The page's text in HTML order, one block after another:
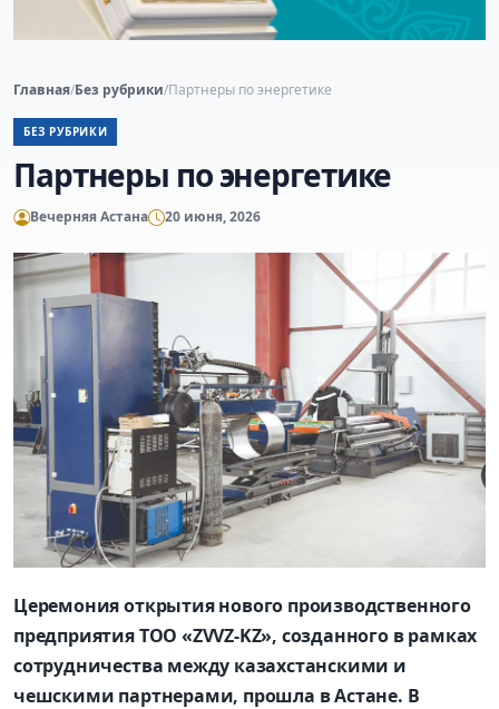
Главная/Без рубрики/Партнеры по энергетике
БЕЗ РУБРИКИ
Партнеры по энергетике
Вечерняя Астана 20 июня, 2026
Церемония открытия нового производственного
предприятия ТОО «ZVVZ-KZ», созданного в рамках
сотрудничества между казахстанскими и
чешскими партнерами, прошла в Астане. В